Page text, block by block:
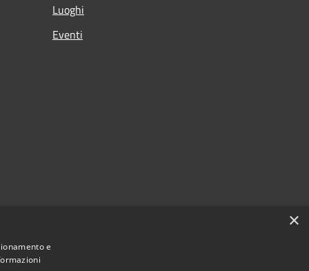
Luoghi
Eventi
×
e